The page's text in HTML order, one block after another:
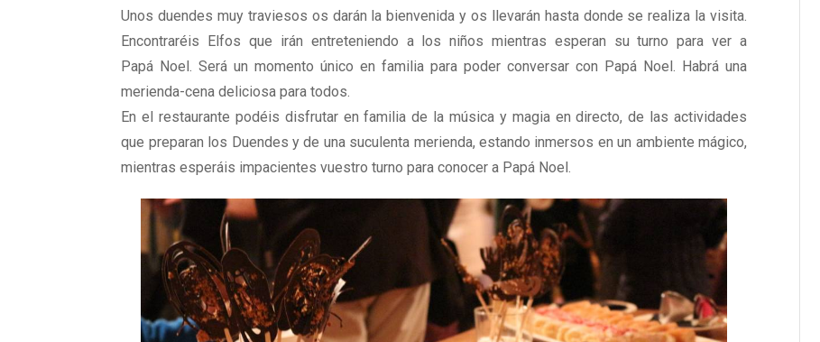
Unos duendes muy traviesos os darán la bienvenida y os llevarán hasta donde se realiza la visita.
Encontraréis Elfos que irán entreteniendo a los niños mientras esperan su turno para ver a
Papá Noel. Será un momento único en familia para poder conversar con Papá Noel. Habrá una
merienda-cena deliciosa para todos.
En el restaurante podéis disfrutar en familia de la música y magia en directo, de las actividades
que preparan los Duendes y de una suculenta merienda, estando inmersos en un ambiente mágico,
mientras esperáis impacientes vuestro turno para conocer a Papá Noel.